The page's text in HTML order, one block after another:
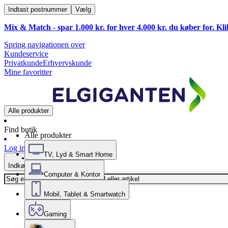
Indtast postnummer Vælg
Mix & Match - spar 1.000 kr. for hver 4.000 kr. du køber for.
Spring navigationen over
Kundeservice
PrivatkundeErhvervskunde
Mine favoritter
Alle produkter
Find butik
Log ind
Indkøbskurv
Alle produkter
TV, Lyd & Smart Home
Computer & Kontor
Mobil, Tablet & Smartwatch
Gaming